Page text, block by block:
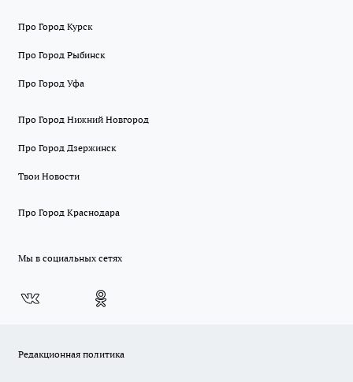
Про Город Курск
Про Город Рыбинск
Про Город Уфа
Про Город Нижний Новгород
Про Город Дзержинск
Твои Новости
Про Город Краснодара
Мы в социальных сетях
Редакционная политика